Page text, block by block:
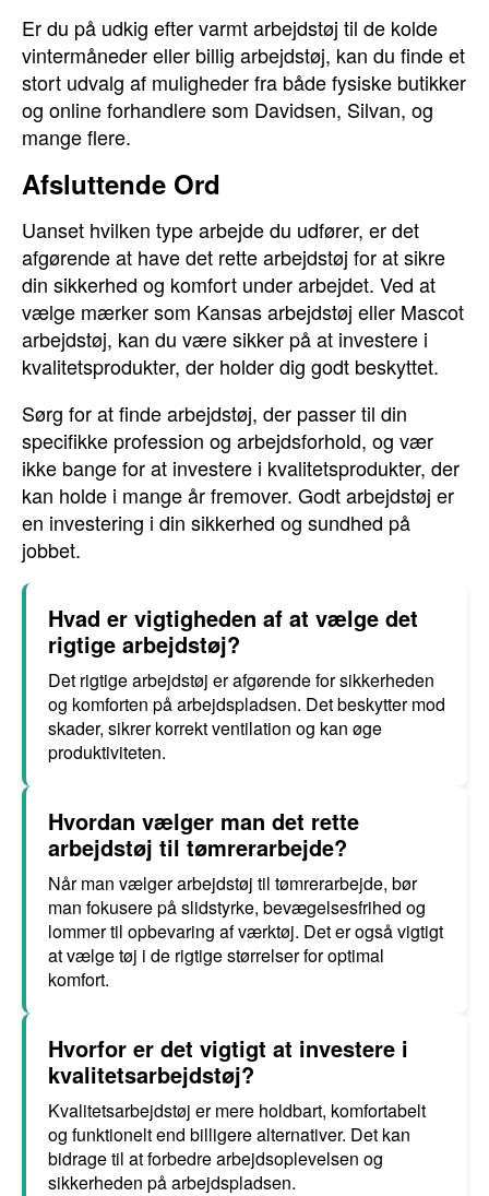
Er du på udkig efter varmt arbejdstøj til de kolde
vintermåneder eller billig arbejdstøj, kan du finde et
stort udvalg af muligheder fra både fysiske butikker
og online forhandlere som Davidsen, Silvan, og
mange flere.
Afsluttende Ord
Uanset hvilken type arbejde du udfører, er det
afgørende at have det rette arbejdstøj for at sikre
din sikkerhed og komfort under arbejdet. Ved at
vælge mærker som Kansas arbejdstøj eller Mascot
arbejdstøj, kan du være sikker på at investere i
kvalitetsprodukter, der holder dig godt beskyttet.
Sørg for at finde arbejdstøj, der passer til din
specifikke profession og arbejdsforhold, og vær
ikke bange for at investere i kvalitetsprodukter, der
kan holde i mange år fremover. Godt arbejdstøj er
en investering i din sikkerhed og sundhed på
jobbet.
Hvad er vigtigheden af at vælge det
rigtige arbejdstøj?
Det rigtige arbejdstøj er afgørende for sikkerheden
og komforten på arbejdspladsen. Det beskytter mod
skader, sikrer korrekt ventilation og kan øge
produktiviteten.
Hvordan vælger man det rette
arbejdstøj til tømrerarbejde?
Når man vælger arbejdstøj til tømrerarbejde, bør
man fokusere på slidstyrke, bevægelsesfrihed og
lommer til opbevaring af værktøj. Det er også vigtigt
at vælge tøj i de rigtige størrelser for optimal
komfort.
Hvorfor er det vigtigt at investere i
kvalitetsarbejdstøj?
Kvalitetsarbejdstøj er mere holdbart, komfortabelt
og funktionelt end billigere alternativer. Det kan
bidrage til at forbedre arbejdsoplevelsen og
sikkerheden på arbejdspladsen.